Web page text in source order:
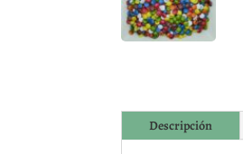
Descripción